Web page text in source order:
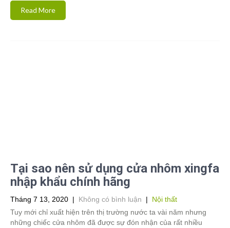
Read More
Tại sao nên sử dụng cửa nhôm xingfa
nhập khẩu chính hãng
Tháng 7 13, 2020 | Không có bình luận | Nội thất
Tuy mới chỉ xuất hiện trên thị trường nước ta vài năm nhưng
những chiếc cửa nhôm đã được sự đón nhận của rất nhiều